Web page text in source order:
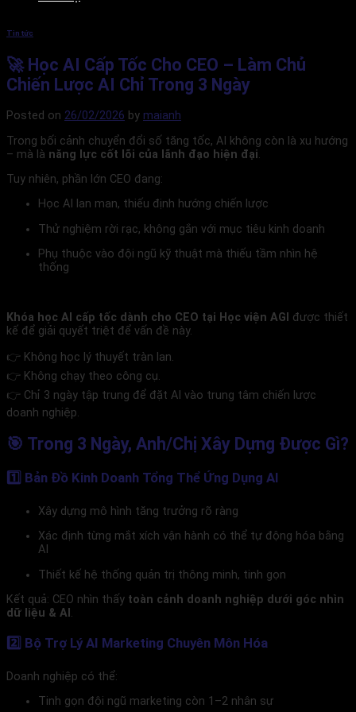
Tin tức
🚀 Học AI Cấp Tốc Cho CEO – Làm Chủ
Chiến Lược AI Chỉ Trong 3 Ngày
Posted on 26/02/2026 by maianh
Trong bối cảnh chuyển đổi số tăng tốc, AI không còn là xu hướng
– mà là năng lực cốt lõi của lãnh đạo hiện đại.
Tuy nhiên, phần lớn CEO đang:
Học AI lan man, thiếu định hướng chiến lược
Thử nghiệm rời rạc, không gắn với mục tiêu kinh doanh
Phụ thuộc vào đội ngũ kỹ thuật mà thiếu tầm nhìn hệ
thống
Khóa học AI cấp tốc dành cho CEO tại Học viện AGI được thiết
kế để giải quyết triệt để vấn đề này.
👉 Không học lý thuyết tràn lan.
👉 Không chạy theo công cụ.
👉 Chỉ 3 ngày tập trung để đặt AI vào trung tâm chiến lược
doanh nghiệp.
🎯 Trong 3 Ngày, Anh/Chị Xây Dựng Được Gì?
1️⃣ Bản Đồ Kinh Doanh Tổng Thể Ứng Dụng AI
Xây dựng mô hình tăng trưởng rõ ràng
Xác định từng mắt xích vận hành có thể tự động hóa bằng
AI
Thiết kế hệ thống quản trị thông minh, tinh gọn
Kết quả: CEO nhìn thấy toàn cảnh doanh nghiệp dưới góc nhìn
dữ liệu & AI .
2️⃣ Bộ Trợ Lý AI Marketing Chuyên Môn Hóa
Doanh nghiệp có thể:
Tinh gọn đội ngũ marketing còn 1–2 nhân sự